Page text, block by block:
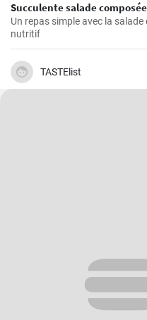
Succulente salade composée
Un repas simple avec la
nutritif
TASTElist